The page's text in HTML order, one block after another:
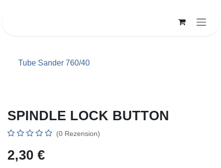
Tube Sander 760/40
SPINDLE LOCK BUTTON
(0 Rezension)
2,30€